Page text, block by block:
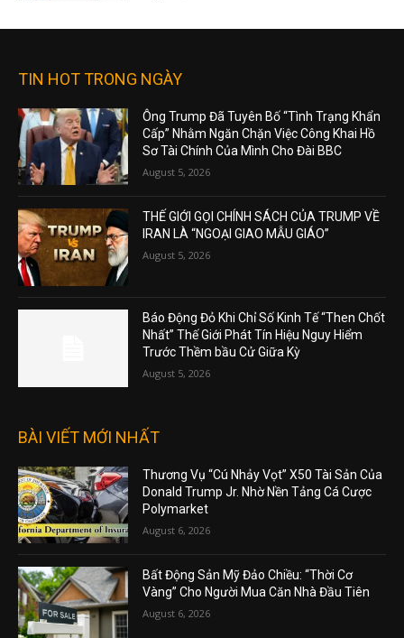
TIN HOT TRONG NGÀY
Ông Trump Đã Tuyên Bố “Tình Trạng Khẩn
Cấp” Nhằm Ngăn Chặn Việc Công Khai Hồ
Sơ Tài Chính Của Mình Cho Đài BBC
August 5, 2026
THẾ GIỚI GỌI CHÍNH SÁCH CỦA TRUMP VỀ
IRAN LÀ “NGOẠI GIAO MẪU GIÁO”
August 5, 2026
Báo Động Đỏ Khi Chỉ Số Kinh Tế “Then Chốt
Nhất” Thế Giới Phát Tín Hiệu Nguy Hiểm
Trước Thềm bầu Cử Giữa Kỳ
August 5, 2026
BÀI VIẾT MỚI NHẤT
Thương Vụ “Cú Nhảy Vọt” X50 Tài Sản Của
Donald Trump Jr. Nhờ Nền Tảng Cá Cược
Polymarket
August 6, 2026
Bất Động Sản Mỹ Đảo Chiều: “Thời Cơ
Vàng” Cho Người Mua Căn Nhà Đầu Tiên
August 6, 2026